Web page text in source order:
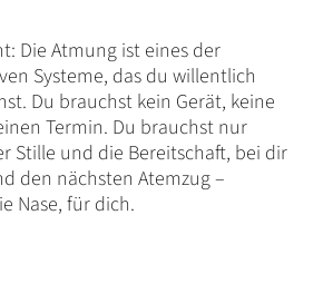
Die Atmung ist eines der
Systeme, das du willentlich
Du brauchst kein Gerät, keine
Termin. Du brauchst nur
Stille und die Bereitschaft, bei dir
den nächsten Atemzug –
Nase, für dich.